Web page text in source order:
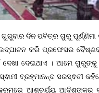
ଦିନ ପବିତ୍ର ଗୁରୁ
ଉଦ୍‌ଘାଟନ କରି ପ୍ରଫେସର
ଦେଇଥାଏ । ଆମେ
ବ୍ରହ୍ମାନନ୍ଦ ସରସ୍ଵତୀ
ଆଶ୍ଚର୍ଯ୍ୟ ଆଦିଶଙ୍କର